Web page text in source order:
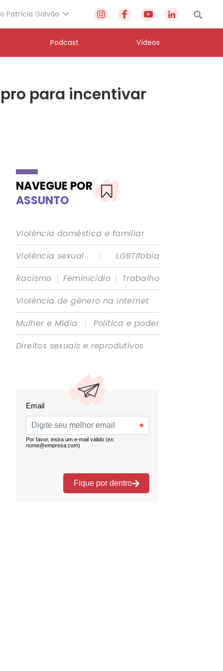
Patrícia Galvão
Podcast Vídeos
para incentivar
NAVEGUE POR
ASSUNTO
Violência doméstica e familiar
Violência sexual
|
LGBTIfobia
Racismo | Feminicídio | Trabalho
Violência de gênero na internet
Mulher e Mídia
|
Política e poder
Direitos sexuais e reprodutivos